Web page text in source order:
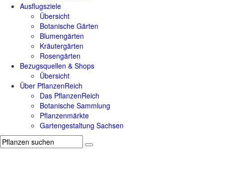
Ausflugsziele
Übersicht
Botanische Gärten
Blumengärten
Kräutergärten
Rosengärten
Bezugsquellen & Shops
Übersicht
Über PflanzenReich
Das PflanzenReich
Botanische Sammlung
Pflanzenmärkte
Gartengestaltung Sachsen